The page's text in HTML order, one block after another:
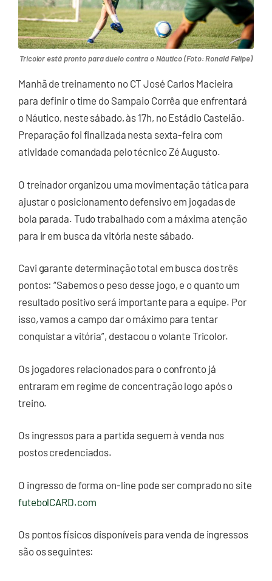
Tricolor está pronto para duelo contra o Náutico (Foto: Ronald Felipe)
Manhã de treinamento no CT José Carlos Macieira
para definir o time do Sampaio Corrêa que enfrentará
o Náutico, neste sábado, às 17h, no Estádio Castelão.
Preparação foi finalizada nesta sexta-feira com
atividade comandada pelo técnico Zé Augusto.
O treinador organizou uma movimentação tática para
ajustar o posicionamento defensivo em jogadas de
bola parada. Tudo trabalhado com a máxima atenção
para ir em busca da vitória neste sábado.
Cavi garante determinação total em busca dos três
pontos: “Sabemos o peso desse jogo, e o quanto um
resultado positivo será importante para a equipe. Por
isso, vamos a campo dar o máximo para tentar
conquistar a vitória”, destacou o volante Tricolor.
Os jogadores relacionados para o confronto já
entraram em regime de concentração logo após o
treino.
Os ingressos para a partida seguem à venda nos
postos credenciados.
O ingresso de forma on-line pode ser comprado no site
futebolCARD.com
Os pontos físicos disponíveis para venda de ingressos
são os seguintes: